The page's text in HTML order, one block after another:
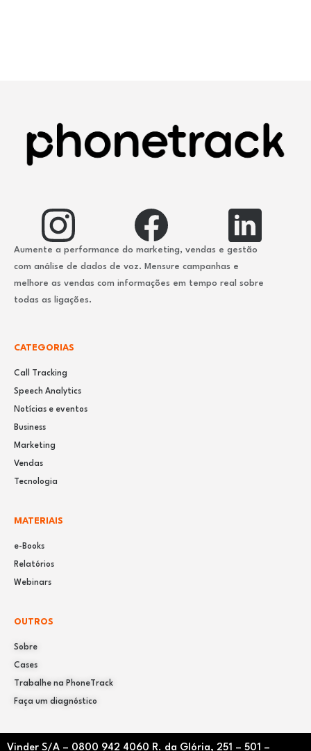
Aumente a performance do marketing, vendas e gestão
com análise de dados de voz. Mensure campanhas e
melhore as vendas com informações em tempo real sobre
todas as ligações.
CATEGORIAS
Call Tracking
Speech Analytics
Notícias e eventos
Business
Marketing
Vendas
Tecnologia
MATERIAIS
e-Books
Relatórios
Webinars
OUTROS
Sobre
Cases
Trabalhe na PhoneTrack
Faça um diagnóstico
Vinder S/A – 0800 942 4060 R. da Glória, 251 – 501 –